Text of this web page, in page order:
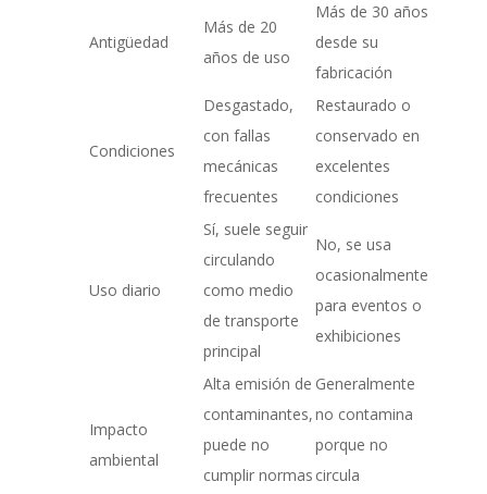
Antigüedad
Más de 20
años de uso
Más de 30 años
desde su
fabricación
Condiciones
Desgastado,
con fallas
mecánicas
frecuentes
Restaurado o
conservado en
excelentes
condiciones
Uso diario
Sí, suele seguir
circulando
como medio
de transporte
principal
No, se usa
ocasionalmente
para eventos o
exhibiciones
Impacto
ambiental
Alta emisión de
contaminantes,
puede no
cumplir normas
Generalmente
no contamina
porque no
circula